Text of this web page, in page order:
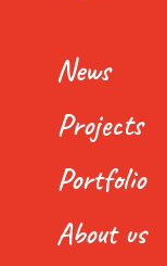
News
Projects
Portfolio
About us